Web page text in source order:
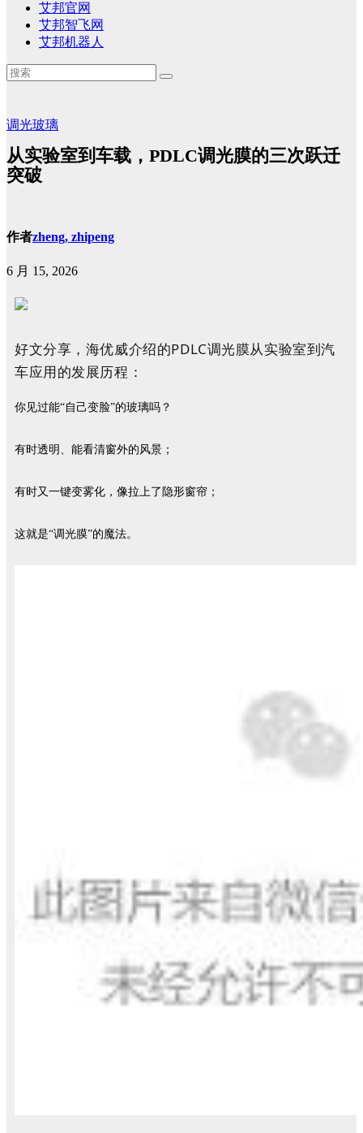
艾邦官网
艾邦智飞网
艾邦机器人
调光玻璃
从实验室到车载，PDLC调光膜的三次跃迁
突破
作者zheng, zhipeng
6 月 15, 2026
好文分享，海优威介绍的PDLC调光膜从实验室到汽
车应用的发展历程：
你见过能“自己变脸”的玻璃吗？
有时透明、能看清窗外的风景；
有时又一键变雾化，像拉上了隐形窗帘 ；
这就是“调光膜”的魔法。